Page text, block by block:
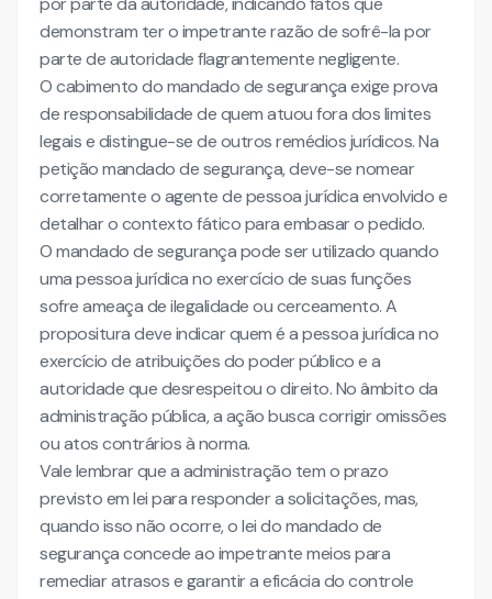
demonstram ter o impetrante razão de sofrê-la por
parte de autoridade flagrantemente negligente.
O cabimento do mandado de segurança exige prova
de responsabilidade de quem atuou fora dos limites
legais e distingue-se de outros remédios jurídicos. Na
petição mandado de segurança, deve-se nomear
corretamente o agente de pessoa jurídica envolvido e
detalhar o contexto fático para embasar o pedido.
O mandado de segurança pode ser utilizado quando
uma pessoa jurídica no exercício de suas funções
sofre ameaça de ilegalidade ou cerceamento. A
propositura deve indicar quem é a pessoa jurídica no
exercício de atribuições do poder público e a
autoridade que desrespeitou o direito. No âmbito da
administração pública, a ação busca corrigir omissões
ou atos contrários à norma.
Vale lembrar que a administração tem o prazo
previsto em lei para responder a solicitações, mas,
quando isso não ocorre, o lei do mandado de
segurança concede ao impetrante meios para
remediar atrasos e garantir a eficácia do controle